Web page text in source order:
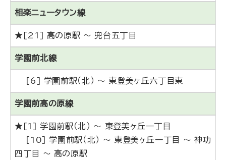
相楽ニュータウン線
★[21] 高の原駅 ～ 兜台五丁目
学園前北線
[6] 学園前駅（北） ～ 東登美ヶ丘六丁目東
学園前高の原線
★[1] 学園前駅（北） ～ 東登美ヶ丘一丁目
[10] 学園前駅（北） ～ 東登美ヶ丘一丁目 ～ 神功
四丁目 ～ 高の原駅